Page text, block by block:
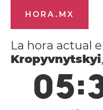
HORA.MX
La hora actual
Kropyvnytskyi
05: